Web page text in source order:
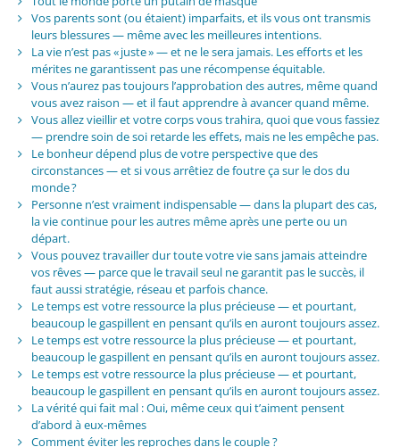
Vos parents sont (ou étaient) imparfaits, et ils vous ont transmis
leurs blessures — même avec les meilleures intentions.
La vie n’est pas « juste » — et ne le sera jamais. Les efforts et les
mérites ne garantissent pas une récompense équitable.
Vous n’aurez pas toujours l’approbation des autres, même quand
vous avez raison — et il faut apprendre à avancer quand même.
Vous allez vieillir et votre corps vous trahira, quoi que vous fassiez
— prendre soin de soi retarde les effets, mais ne les empêche pas.
Le bonheur dépend plus de votre perspective que des
circonstances — et si vous arrêtiez de foutre ça sur le dos du
monde ?
Personne n’est vraiment indispensable — dans la plupart des cas,
la vie continue pour les autres même après une perte ou un
départ.
Vous pouvez travailler dur toute votre vie sans jamais atteindre
vos rêves — parce que le travail seul ne garantit pas le succès, il
faut aussi stratégie, réseau et parfois chance.
Le temps est votre ressource la plus précieuse — et pourtant,
beaucoup le gaspillent en pensant qu’ils en auront toujours assez.
Le temps est votre ressource la plus précieuse — et pourtant,
beaucoup le gaspillent en pensant qu’ils en auront toujours assez.
Le temps est votre ressource la plus précieuse — et pourtant,
beaucoup le gaspillent en pensant qu’ils en auront toujours assez.
La vérité qui fait mal : Oui, même ceux qui t’aiment pensent
d’abord à eux-mêmes
Comment éviter les reproches dans le couple ?